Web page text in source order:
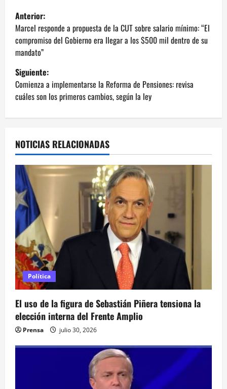
N
a
v
e
g
a
c
i
ó
n
d
e
e
n
t
r
a
Anterior:
Marcel responde a propuesta de la CUT sobre salario mínimo: “El
compromiso del Gobierno era llegar a los $500 mil dentro de su
mandato”
Siguiente:
Comienza a implementarse la Reforma de Pensiones: revisa
cuáles son los primeros cambios, según la ley
NOTICIAS RELACIONADAS
Política
El uso de la figura de Sebastián Piñera tensiona la
elección interna del Frente Amplio
Prensa julio 30, 2026